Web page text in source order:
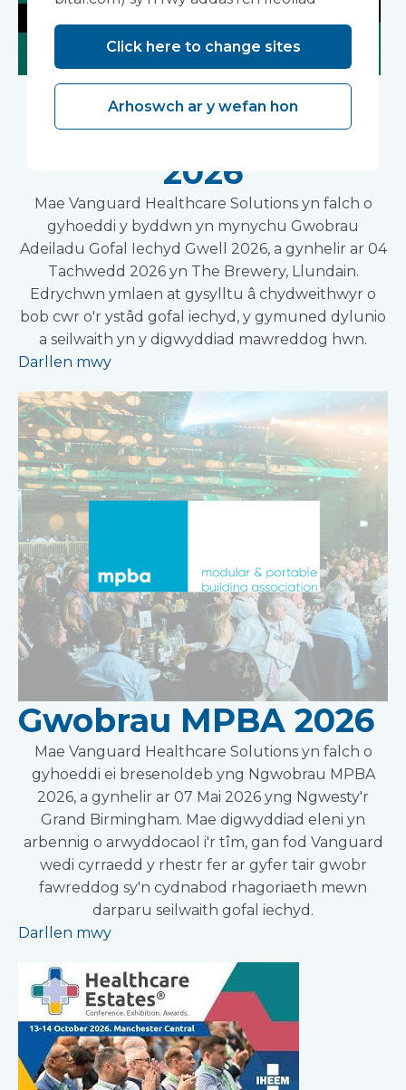
Gwobrau Adeiladu
Gofal Iechyd Gwell
2026
Mae Vanguard Healthcare Solutions yn falch o
gyhoeddi y byddwn yn mynychu Gwobrau
Adeiladu Gofal Iechyd Gwell 2026, a gynhelir ar 04
Tachwedd 2026 yn The Brewery, Llundain.
Edrychwn ymlaen at gysylltu â chydweithwyr o
bob cwr o'r ystâd gofal iechyd, y gymuned dylunio
a seilwaith yn y digwyddiad mawreddog hwn.
Darllen mwy
Gwobrau MPBA 2026
Mae Vanguard Healthcare Solutions yn falch o
gyhoeddi ei bresenoldeb yng Ngwobrau MPBA
2026, a gynhelir ar 07 Mai 2026 yng Ngwesty'r
Grand Birmingham. Mae digwyddiad eleni yn
arbennig o arwyddocaol i'r tîm, gan fod Vanguard
wedi cyrraedd y rhestr fer ar gyfer tair gwobr
fawreddog sy'n cydnabod rhagoriaeth mewn
darparu seilwaith gofal iechyd.
Darllen mwy
Click here to change sites
Arhoswch ar y wefan hon